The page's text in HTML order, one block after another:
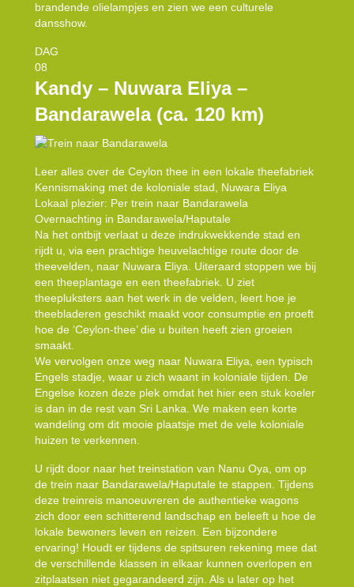
brandende olielampjes en zien we een culturele
dansshow.
DAG
08
Kandy – Nuwara Eliya –
Bandarawela (ca. 120 km)
Leer alles over de Ceylon thee in een lokale theefabriek
Kennismaking met de koloniale stad, Nuwara Eliya
Lokaal plezier: Per trein naar Bandarawela
Overnachting in Bandarawela/Haputale
Na het ontbijt verlaat u deze indrukwekkende stad en
rijdt u, via een prachtige heuvelachtige route door de
theevelden, naar Nuwara Eliya. Uiteraard stoppen we bij
een theeplantage en een theefabriek. U ziet
theepluksters aan het werk in de velden, leert hoe je
theebladeren geschikt maakt voor consumptie en proeft
hoe de ‘Ceylon-thee’ die u buiten heeft zien groeien
smaakt.
We vervolgen onze weg naar Nuwara Eliya, een typisch
Engels stadje, waar u zich waant in koloniale tijden. De
Engelse kozen deze plek omdat het hier een stuk koeler
is dan in de rest van Sri Lanka. We maken een korte
wandeling om dit mooie plaatsje met de vele koloniale
huizen te verkennen.
U rijdt door naar het treinstation van Nanu Oya, om op
de trein naar Bandarawela/Haputale te stappen. Tijdens
deze treinreis manoeuvreren de authentieke wagons
zich door een schitterend landschap en beleeft u hoe de
lokale bewoners leven en reizen. Een bijzondere
ervaring! Houdt er tijdens de spitsuren rekening mee dat
de verschillende klassen in elkaar kunnen overlopen en
zitplaatsen niet gegarandeerd zijn. Als u later op het